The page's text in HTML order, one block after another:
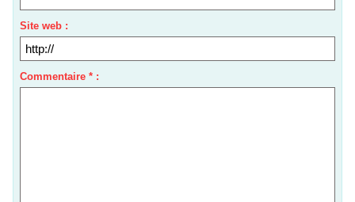
Site web :
Commentaire * :